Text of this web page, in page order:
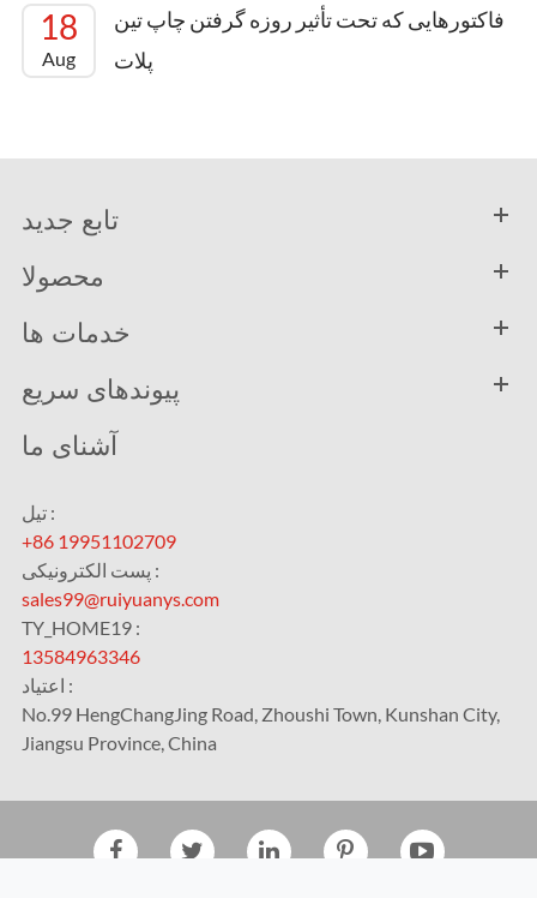
18
Aug
فاکتورهایی که تحت تأثیر روزه گرفتن چاپ تین
پلات
تابع جدید
محصولا
خدمات ها
پیوندهای سریع
آشنای ما
تیل :
+86 19951102709
پست الکترونیکی :
sales99@ruiyuanys.com
TY_HOME19 :
13584963346
اعتیاد :
No.99 HengChangJing Road, Zhoushi Town, Kunshan City,
Jiangsu Province, China